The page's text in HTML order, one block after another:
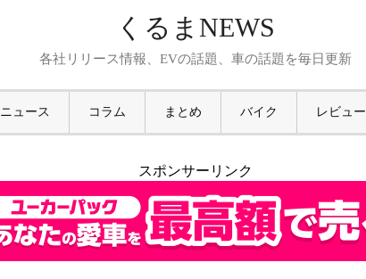
くるまNEWS
各社リリース情報、EVの話題、車の話題を毎日更新
ニュース コラム まとめ バイク レビュー
スポンサーリンク